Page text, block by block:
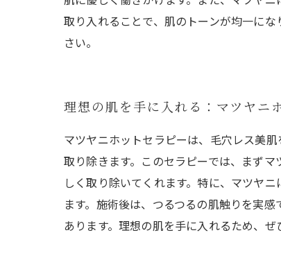
取り入れることで、肌のトーンが均一に
さい。
理想の肌を手に入れる：マツヤニ
マツヤニホットセラピーは、毛穴レス美
取り除きます。このセラピーでは、まず
しく取り除いてくれます。特に、マツヤ
ます。施術後は、つるつるの肌触りを実
あります。理想の肌を手に入れるため、